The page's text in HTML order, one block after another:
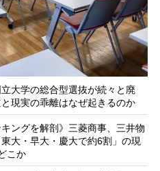
大学の総合型選抜が続々と廃
現実の乖離はなぜ起きるのか
ングを解剖》三菱商事、三井物
大・早大・慶大で約6割」の現
こか